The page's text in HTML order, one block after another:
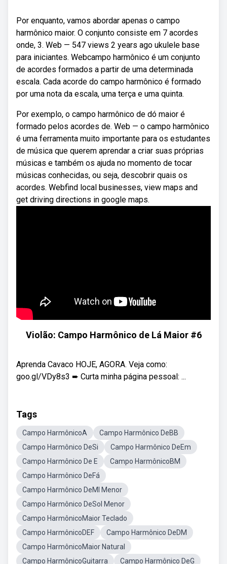
Por enquanto, vamos abordar apenas o campo
harmônico maior. O conjunto consiste em 7 acordes
onde, 3. Web — 547 views 2 years ago ukulele base
para iniciantes. Webcampo harmônico é um conjunto
de acordes formados a partir de uma determinada
escala. Cada acorde do campo harmônico é formado
por uma nota da escala, uma terça e uma quinta.
Por exemplo, o campo harmônico de dó maior é
formado pelos acordes de. Web — o campo harmônico
é uma ferramenta muito importante para os estudantes
de música que querem aprendar a criar suas próprias
músicas e também os ajuda no momento de tocar
músicas conhecidas, ou seja, descobrir quais os
acordes. Webfind local businesses, view maps and
get driving directions in google maps.
Violão: Campo Harmônico de Lá Maior #6
Aprenda Cavaco HOJE, AGORA. Veja como:
goo.gl/VDy8s3 ➨ Curta minha página pessoal: ...
Tags
Campo HarmônicoA
Campo Harmônico DeBB
Campo Harmônico DeSi
Campo Harmônico DeEm
Campo Harmônico De E
Campo HarmônicoBM
Campo Harmônico DeFá
Campo Harmônico DeMI Menor
Campo Harmônico DeSol Menor
Campo HarmônicoMaior Teclado
Campo HarmônicoDEF
Campo Harmônico DeDM
Campo HarmônicoMaior Natural
Campo HarmônicoGuitarra
Campo Harmônico DeG